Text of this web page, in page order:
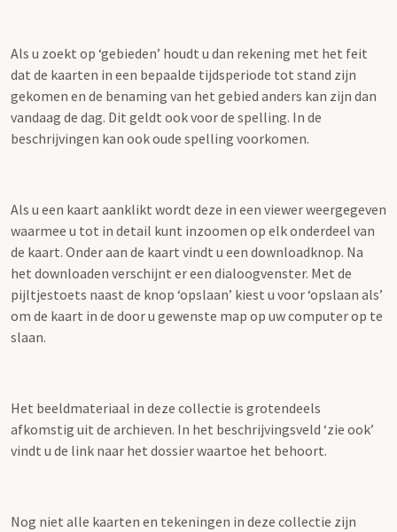
Als u zoekt op ‘gebieden’ houdt u dan rekening met het feit
dat de kaarten in een bepaalde tijdsperiode tot stand zijn
gekomen en de benaming van het gebied anders kan zijn dan
vandaag de dag. Dit geldt ook voor de spelling. In de
beschrijvingen kan ook oude spelling voorkomen.
Als u een kaart aanklikt wordt deze in een viewer weergegeven
waarmee u tot in detail kunt inzoomen op elk onderdeel van
de kaart. Onder aan de kaart vindt u een downloadknop. Na
het downloaden verschijnt er een dialoogvenster. Met de
pijltjestoets naast de knop ‘opslaan’ kiest u voor ‘opslaan als’
om de kaart in de door u gewenste map op uw computer op te
slaan.
Het beeldmateriaal in deze collectie is grotendeels
afkomstig uit de archieven. In het beschrijvingsveld ‘zie ook’
vindt u de link naar het dossier waartoe het behoort.
Nog niet alle kaarten en tekeningen in deze collectie zijn